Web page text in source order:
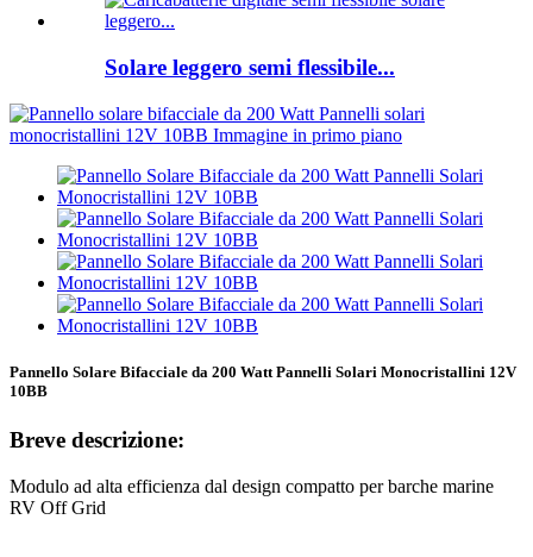
Solare leggero semi flessibile...
Pannello Solare Bifacciale da 200 Watt Pannelli Solari Monocristallini 12V
10BB
Breve descrizione:
Modulo ad alta efficienza dal design compatto per barche marine
RV Off Grid